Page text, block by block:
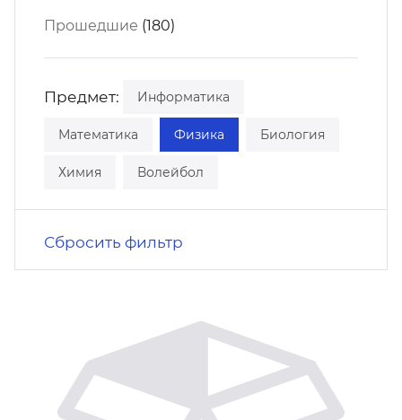
Прошедшие (180)
Предмет: Информатика
Математика Физика Биология
Химия Волейбол
Сбросить фильтр